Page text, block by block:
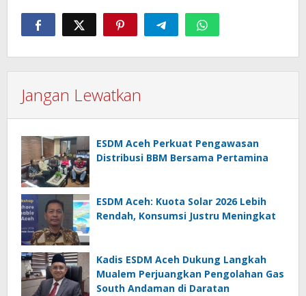
Jangan Lewatkan
ESDM Aceh Perkuat Pengawasan
Distribusi BBM Bersama Pertamina
ESDM Aceh: Kuota Solar 2026 Lebih
Rendah, Konsumsi Justru Meningkat
Kadis ESDM Aceh Dukung Langkah
Mualem Perjuangkan Pengolahan Gas
South Andaman di Daratan